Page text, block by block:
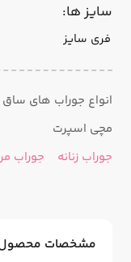
سایز ها:
فری سایز
انواع جوراب های
مچی اسپرت
جوراب زنانه
جوراب
مشخصات